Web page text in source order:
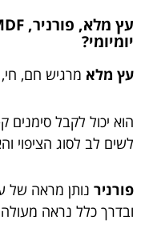
יומיומי?
עץ מלא מרגיש חם, חי,
הוא יכול לקבל סימנים
לשים לב לסוג הציפוי
פורניר נותן מראה
ובדרך כלל נראה